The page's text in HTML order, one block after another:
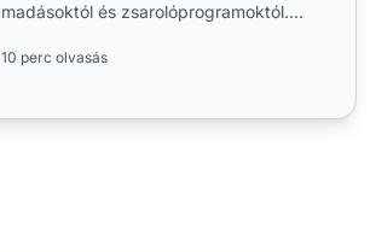
és zsarolóprogramoktól.
10 perc olvasás